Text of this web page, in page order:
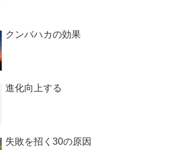
クンバハカの効果
進化向上する
失敗を招く30の原因